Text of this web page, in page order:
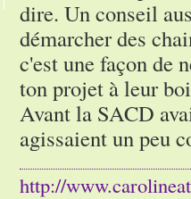
dire. Un conseil
démarcher des
c'est une façon de
ton projet à leur
Avant la SACD
agissaient un peu
http://